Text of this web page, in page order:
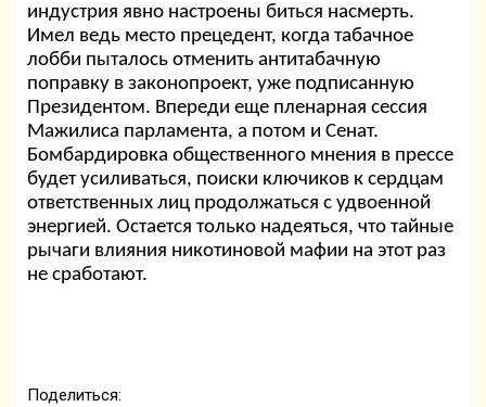
индустрия явно настроены биться насмерть.
Имел ведь место прецедент, когда табачное
лобби пыталось отменить антитабачную
поправку в законопроект, уже подписанную
Президентом. Впереди еще пленарная сессия
Мажилиса парламента, а потом и Сенат.
Бомбардировка общественного мнения в прессе
будет усиливаться, поиски ключиков к сердцам
ответственных лиц продолжаться с удвоенной
энергией. Остается только надеяться, что тайные
рычаги влияния никотиновой мафии на этот раз
не сработают.
Поделиться: